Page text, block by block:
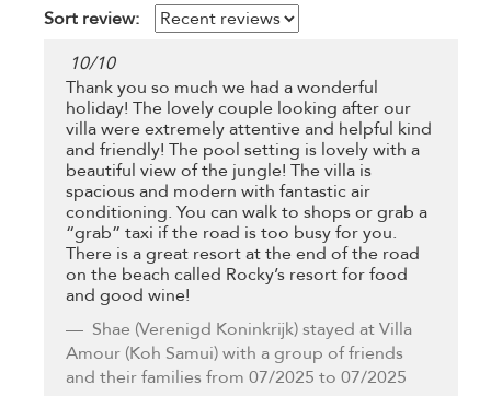
Sort review:
10/10
Thank you so much we had a wonderful
holiday! The lovely couple looking after our
villa were extremely attentive and helpful kind
and friendly! The pool setting is lovely with a
beautiful view of the jungle! The villa is
spacious and modern with fantastic air
conditioning. You can walk to shops or grab a
“grab” taxi if the road is too busy for you.
There is a great resort at the end of the road
on the beach called Rocky’s resort for food
and good wine!
Shae (Verenigd Koninkrijk) stayed at Villa
Amour (Koh Samui) with a group of friends
and their families from 07/2025 to 07/2025